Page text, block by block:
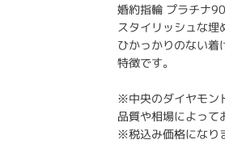
婚約指輪 プラチナ
スタイリッシュな埋
ひかっかりのない着
特徴です。
※中央のダイヤモン
品質や相場によって
※税込み価格になり